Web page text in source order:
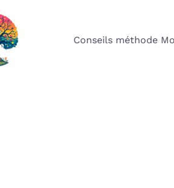
Conseils méthode